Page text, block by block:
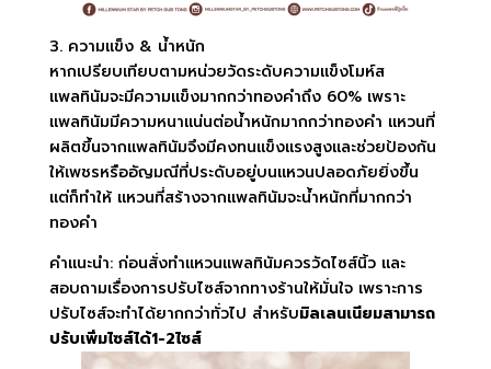
3. ความแข็ง & น้ำหนัก
หากเปรียบเทียบตามหน่วยวัดระดับความแข็งโมห์ส
แพลทินัมจะมีความแข็งมากกว่าทองคำถึง 60% เพราะ
แพลทินัมมีความหนาแน่นต่อน้ำหนักมากกว่าทองคำ แหวนที่
ผลิตขึ้นจากแพลทินัมจึงมีคงทนแข็งแรงสูงและช่วยป้องกัน
ให้เพชรหรืออัญมณีที่ประดับอยู่บนแหวนปลอดภัยยิ่งขึ้น
แต่ก็ทำให้ แหวนที่สร้างจากแพลทินัมจะน้ำหนักที่มากกว่า
ทองคำ
คำแนะนำ: ก่อนสั่งทำแหวนแพลทินัมควรวัดไซส์นิ้ว และ
สอบถามเรื่องการปรับไซส์จากทางร้านให้มั่นใจ เพราะการ
ปรับไซส์จะทำได้ยากกว่าทั่วไป สำหรับมิลเลนเนียมสามารถ
ปรับเพิ่มไซส์ได้1-2ไซส์